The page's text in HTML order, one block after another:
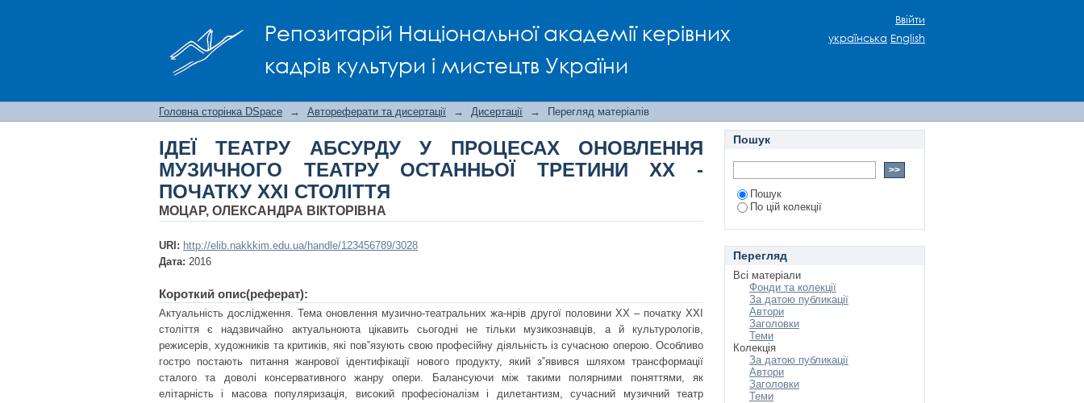
Репозитарій Національної академії керівних
кадрів культури і мистецтв України
ІДЕЇ ТЕАТРУ АБСУРДУ У ПРОЦЕСАХ ОНОВЛЕННЯ МУЗИЧНОГО ТЕАТРУ
ОСТАННЬОЇ ТРЕТИНИ ХХ - ПОЧАТКУ ХХІ СТОЛІТТЯ
Ввійти
українська English
Головна сторінка DSpace → Автореферати та дисертації → Дисертації → Перегляд матеріалів
ІДЕЇ ТЕАТРУ АБСУРДУ У ПРОЦЕСАХ ОНОВЛЕННЯ
МУЗИЧНОГО ТЕАТРУ ОСТАННЬОЇ ТРЕТИНИ ХХ -
ПОЧАТКУ ХХІ СТОЛІТТЯ
МОЦАР, ОЛЕКСАНДРА ВІКТОРІВНА
URI: http://elib.nakkkim.edu.ua/handle/123456789/3028
Дата: 2016
Короткий опис(реферат):
Актуальність дослідження. Тема оновлення музично-театральних жа-нрів другої половини ХХ – початку ХХІ
століття є надзвичайно актуальноюта цікавить сьогодні не тільки музикознавців, а й культурологів,
режисерів, художників та критиків, які пов‟язують свою професійну діяльність із сучасною оперою. Особливо
гостро постають питання жанрової ідентифікації нового продукту, який з‟явився шляхом трансформації
сталого та доволі консервативного жанру опери. Балансуючи між такими полярними поняттями, як
елітарність і масова популяризація, високий професіоналізм і дилетантизм, сучасний музичний театр
Пошук
Пошук
По цій колекції
Перегляд
Всі матеріали
Фонди та колекції
За датою публикації
Автори
Заголовки
Теми
Колекція
За датою публикації
Автори
Заголовки
Теми